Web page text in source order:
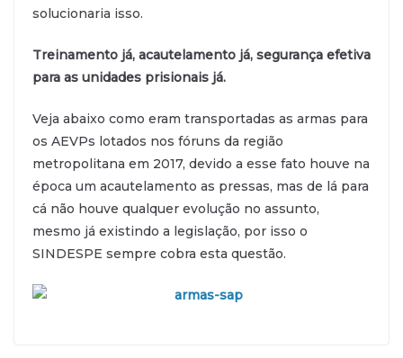
solucionaria isso.
Treinamento já, acautelamento já, segurança efetiva
para as unidades prisionais já.
Veja abaixo como eram transportadas as armas para
os AEVPs lotados nos fóruns da região
metropolitana em 2017, devido a esse fato houve na
época um acautelamento as pressas, mas de lá para
cá não houve qualquer evolução no assunto,
mesmo já existindo a legislação, por isso o
SINDESPE sempre cobra esta questão.